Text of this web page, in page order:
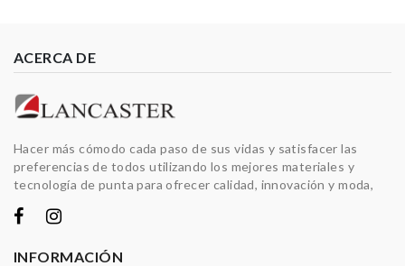
ACERCA DE
Hacer más cómodo cada paso de sus vidas y satisfacer las
preferencias de todos utilizando los mejores materiales y
tecnología de punta para ofrecer calidad, innovación y moda,
INFORMACIÓN